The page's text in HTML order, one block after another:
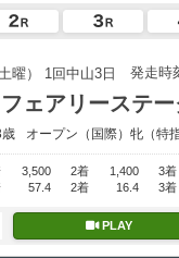
曜） 1回中山3日 発走時
フェアリーステー
オープン （国際）牝（特指
3,500 2着 1,400 3着
57.4 2着 16.4 3着
PLAY